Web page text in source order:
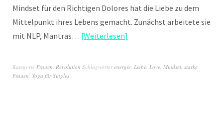
Mindset für den Richtigen Dolores hat die Liebe zu dem
Mittelpunkt ihres Lebens gemacht. Zunächst arbeitete sie
mit NLP, Mantras… Weiterlesen
Kategorie Frauen, Revolution Schlagwörterenergie, Liebe, Love, Mindset, starke
Frauen, Yoga für Singles